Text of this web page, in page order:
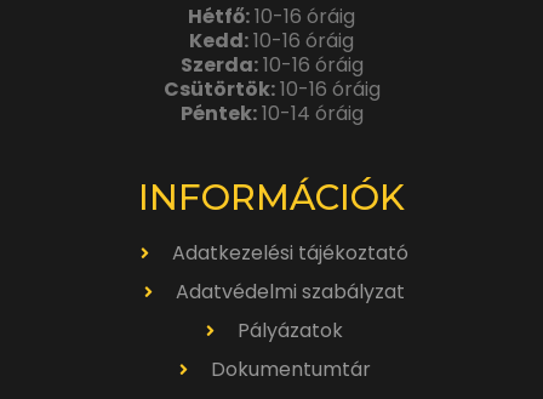
Hétfő:10-16 óráig
Kedd:10-16 óráig
Szerda:10-16 óráig
Csütörtök:10-16 óráig
Péntek:10-14 óráig
INFORMÁCIÓK
Adatkezelési tájékoztató
Adatvédelmi szabályzat
Pályázatok
Dokumentumtár